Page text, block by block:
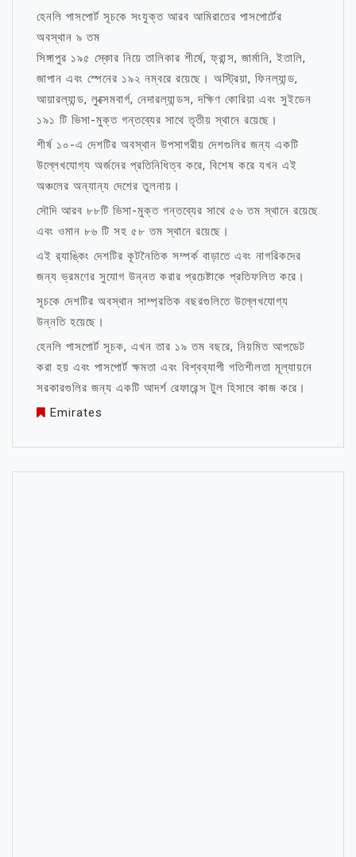
হেনলি পাসপোর্ট সূচকে সংযুক্ত আরব আমিরাতের পাসপোর্টের
অবস্থান ৯ তম
সিঙ্গাপুর ১৯৫ স্কোর নিয়ে তালিকার শীর্ষে, ফ্রান্স, জার্মানি, ইতালি,
জাপান এবং স্পেনের ১৯২ নম্বরে রয়েছে। অস্ট্রিয়া, ফিনল্যান্ড,
আয়ারল্যান্ড, লুক্সেমবার্গ, নেদারল্যান্ডস, দক্ষিণ কোরিয়া এবং সুইডেন
১৯১ টি ভিসা-মুক্ত গন্তব্যের সাথে তৃতীয় স্থানে রয়েছে।
শীর্ষ ১০-এ দেশটির অবস্থান উপসাগরীয় দেশগুলির জন্য একটি
উল্লেখযোগ্য অর্জনের প্রতিনিধিত্ব করে, বিশেষ করে যখন এই
অঞ্চলের অন্যান্য দেশের তুলনায়।
সৌদি আরব ৮৮টি ভিসা-মুক্ত গন্তব্যের সাথে ৫৬ তম স্থানে রয়েছে
এবং ওমান ৮৬ টি সহ ৫৮ তম স্থানে রয়েছে।
এই র‌্যাঙ্কিং দেশটির কূটনৈতিক সম্পর্ক বাড়াতে এবং নাগরিকদের
জন্য ভ্রমণের সুযোগ উন্নত করার প্রচেষ্টাকে প্রতিফলিত করে।
সূচকে দেশটির অবস্থান সাম্প্রতিক বছরগুলিতে উল্লেখযোগ্য
উন্নতি হয়েছে।
হেনলি পাসপোর্ট সূচক, এখন তার ১৯ তম বছরে, নিয়মিত আপডেট
করা হয় এবং পাসপোর্ট ক্ষমতা এবং বিশ্বব্যাপী গতিশীলতা মূল্যায়নে
সরকারগুলির জন্য একটি আদর্শ রেফারেন্স টুল হিসাবে কাজ করে।
Emirates